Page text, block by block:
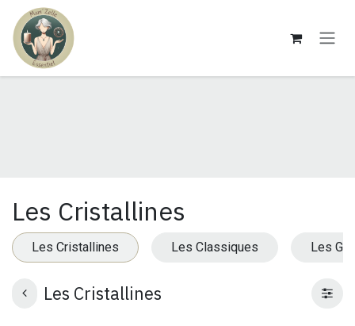
Se rendre au contenu
Les Cristallines
Les Cristallines Les Classiques Les
Les Cristallines